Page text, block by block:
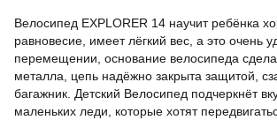
Велосипед EXPLORER 14 научит ребёнка
равновесие, имеет лёгкий вес, а это очень
перемещении, основание велосипеда
металла, цепь надёжно закрыта защитой,
багажник. Детский Велосипед подчеркнёт
маленьких леди, которые хотят